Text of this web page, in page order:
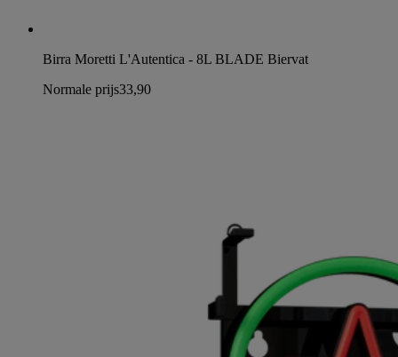
Birra Moretti L'Autentica - 8L BLADE Biervat
Normale prijs33,90